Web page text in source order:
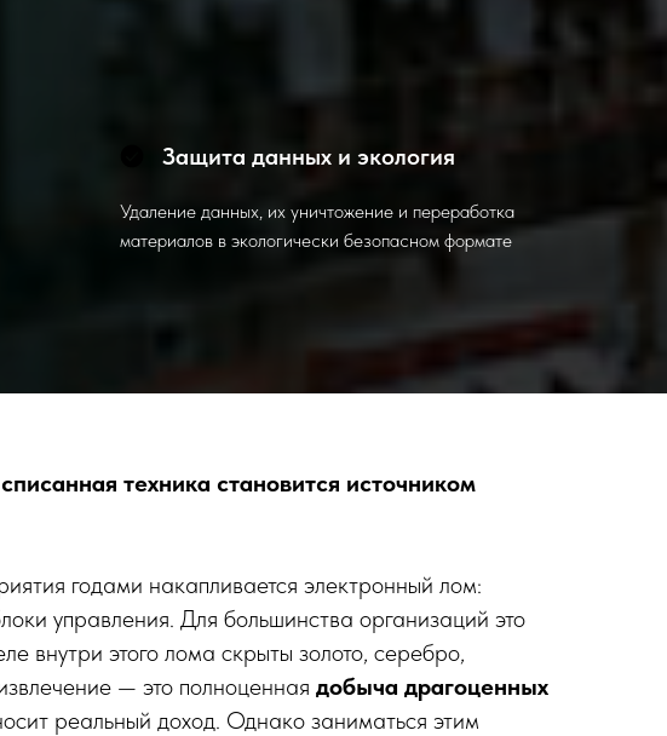
Защита данных и экология
Удаление данных, их уничтожение и переработка
материалов в экологически безопасном формате
техника становится источником
годами накапливается электронный лом:
управления. Для большинства организаций это
внутри этого лома скрыты золото, серебро,
— это полноценная добыча драгоценных
реальный доход. Однако заниматься этим